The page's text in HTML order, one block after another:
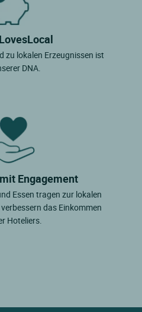
zu lokalen Erzeugnissen ist
DNA.
Engagement
Essen tragen zur lokalen
das Einkommen
Hoteliers.